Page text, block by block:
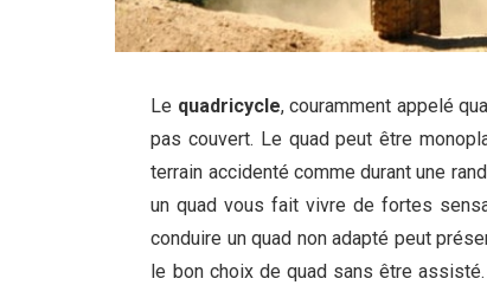
Le quadricycle, couramment appelé
pas couvert. Le quad peut être
terrain accidenté comme durant une
un quad vous fait vivre de fortes
conduire un quad non adapté peut
le bon choix de quad sans être